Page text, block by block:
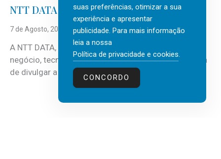
NTT DATA Insurtech Global Outlook 2026
7 de Agosto, 2026
A NTT DATA, consultora global em serviços de
negócio, tecnologia e inteligência artificial (IA), acaba
de divulgar a mais recente...
suas preferências, otimizar a sua
experiência e apresentar
publicidade. Para mais informação
leia a nossa
Política de privacidade e cookies.
CONCORDO